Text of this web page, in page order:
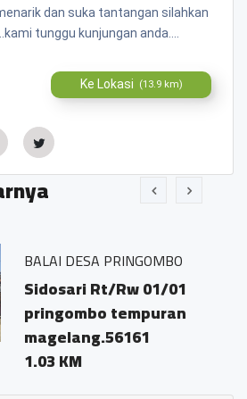
dan suka tantangan silahkan
tunggu kunjungan anda....
Ke Lokasi (13.9 km)
DESA PRINGOMBO
Rt/Rw 01/01
tempuran
1.03 KM